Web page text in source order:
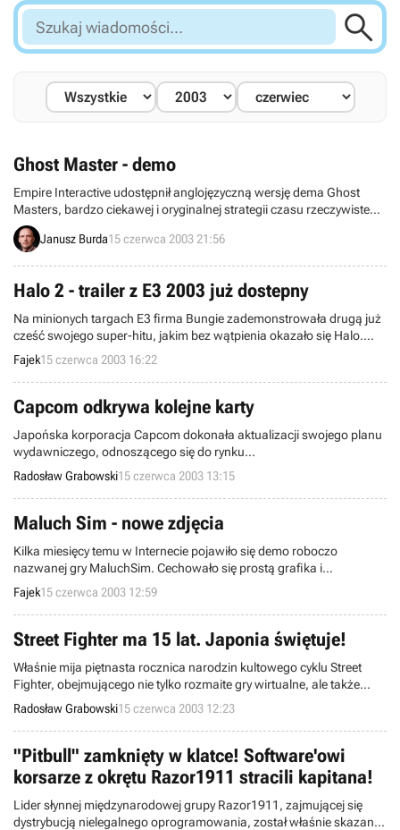
Szukaj
wiadomości...

Ghost Master - demo
Empire Interactive udostępnił anglojęzyczną wersję dema Ghost
Masters, bardzo ciekawej i oryginalnej strategii czasu rzeczywistego
stworzonej przez zespół Sick Puppies, która już wkrótce powinna,
za sprawą firmy CD Projekt, zawitać na półki sklepowe w naszym
Janusz Burda15 czerwca 2003 21:56
Halo 2 - trailer z E3 2003 już dostepny
Na minionych targach E3 firma Bungie zademonstrowała drugą już
cześć swojego super-hitu, jakim bez wątpienia okazało się Halo.
Niestety pokaz był skierowany do przedstawicieli mediów, przez co
zwykli śmiertelnicy nie mieli okazji obejrzeć filmu przygotowanego
przez twórców. Na szczęście Bungie udostępniło wspomniany film,
który dostępny jest w Internecie.
Fajek15 czerwca 2003 16:22
Capcom odkrywa kolejne karty
Japońska korporacja Capcom dokonała aktualizacji swojego planu
wydawniczego, odnoszącego się do rynku
północnoamerykańskiego. Zestawienie obejmuje okres od 17
czerwca do 7 października bieżącego roku i zawiera gry,
dedykowane rozmaitym konsolom (Sony PlayStation 2, Microsoft
Xbox oraz Nintendo GameCube i GameBoy Advance).
Radosław Grabowski15 czerwca 2003 13:15
Maluch Sim - nowe zdjęcia
Kilka miesięcy temu w Internecie pojawiło się demo roboczo
nazwanej gry MaluchSim. Cechowało się prostą grafika i
uproszczonym modelem jazdy, a mimo to udało mu się zdobyć
sporą popularność wśród polskich graczy.
Fajek15 czerwca 2003 12:59
Street Fighter ma 15 lat. Japonia świętuje!
Właśnie mija piętnasta rocznica narodzin kultowego cyklu Street
Fighter, obejmującego nie tylko rozmaite gry wirtualne, ale także
seriale animowane, filmy pełnometrażowe (np. Uliczny wojownik – w
roli głównej wystąpił słynny Jean-Claude Van Damme), komiksy itp.
Z racji wyjątkowej okazji korporacja Capcom podjęła szereg działań
o charakterze promocyjnym.
Radosław Grabowski15 czerwca 2003 12:23
"Pitbull" zamknięty w klatce! Software'owi
korsarze z okrętu Razor1911 stracili kapitana!
Lider słynnej międzynarodowej grupy Razor1911, zajmującej się
dystrybucją nielegalnego oprogramowania, został właśnie skazany